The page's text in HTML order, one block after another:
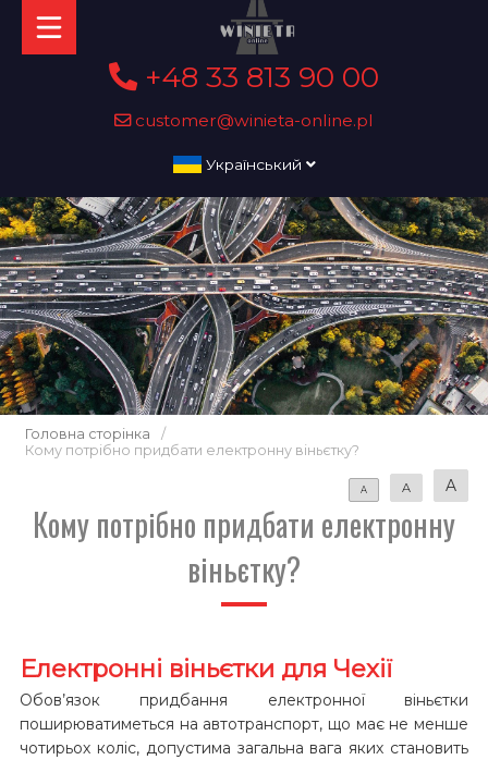
+48 33 813 90 00
customer@winieta-online.pl
Український
Головна сторінка
/
Кому потрібно придбати електронну віньєтку?
A A A
Кому потрібно придбати електронну
віньєтку?
Електронні віньєтки для Чехії
Обов’язок придбання електронної віньєтки
поширюватиметься на автотранспорт, що має не менше
чотирьох коліс, допустима загальна вага яких становить